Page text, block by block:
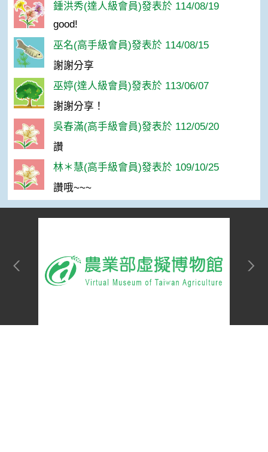
鍾洪秀(達人級會員)發表於 114/08/19
good!
巫名(高手級會員)發表於 114/08/15
謝謝分享
巫婷(達人級會員)發表於 113/06/07
謝謝分享！
吳春滿(高手級會員)發表於 112/05/20
讚
林＊慧(高手級會員)發表於 109/10/25
讚哦~~~